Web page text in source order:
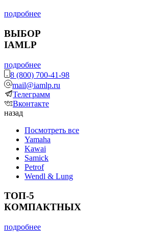
подробнее
ВЫБОР
IAMLP
подробнее
8 (800) 700-41-98
mail@iamlp.ru
Телеграмм
Вконтакте
назад
Посмотреть все
Yamaha
Kawai
Samick
Petrof
Wendl & Lung
ТОП-5
КОМПАКТНЫХ
подробнее